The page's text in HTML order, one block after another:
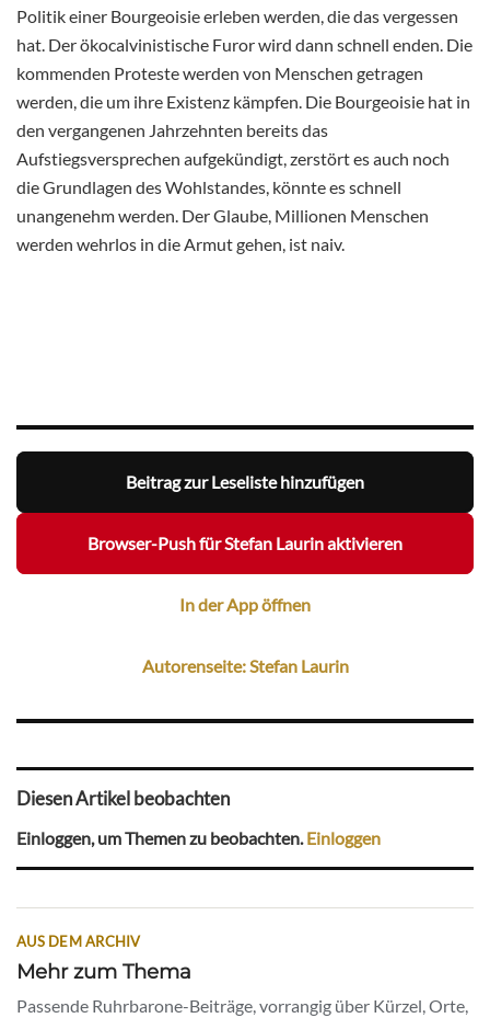
Politik einer Bourgeoisie erleben werden, die das vergessen
hat. Der ökocalvinistische Furor wird dann schnell enden. Die
kommenden Proteste werden von Menschen getragen
werden, die um ihre Existenz kämpfen. Die Bourgeoisie hat in
den vergangenen Jahrzehnten bereits das
Aufstiegsversprechen aufgekündigt, zerstört es auch noch
die Grundlagen des Wohlstandes, könnte es schnell
unangenehm werden. Der Glaube, Millionen Menschen
werden wehrlos in die Armut gehen, ist naiv.
Beitrag zur Leseliste hinzufügen
Browser-Push für Stefan Laurin aktivieren
In der App öffnen
Autorenseite: Stefan Laurin
Diesen Artikel beobachten
Einloggen, um Themen zu beobachten. Einloggen
AUS DEM ARCHIV
Mehr zum Thema
Passende Ruhrbarone-Beiträge, vorrangig über Kürzel, Orte,